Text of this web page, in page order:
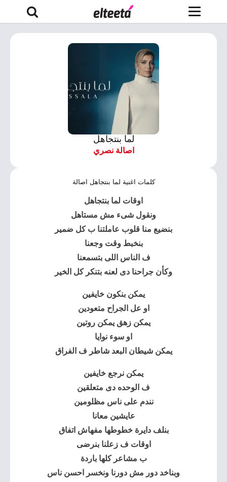
لما بنتجاهل
اصالة نصري
كلمات اغنية لما بنتجاهل اصالة
اوقات لما بنتجاهل
ونقول شىء مش مستاهل
بنضيع منا قلوب عاملتنا ب كل ضمير
بنخبط وقت وجعنا
ف الناس اللى بتسمعنا
وكأن جراحنا دى لعنه بتنكر كل الخير
يمكن بنكون خايفين
او عل الجراح متعودين
يمكن زهق يمكن روتين
او سوء نوايا
يمكن شيطان البعد شاطر ف الفراق
يمكن نرجع خايفين
ف الوحده دى متعلقين
نندم على ناس مظلومين
عايشين معانا
بنلف دايرة خطوطها مفهاش اتفاق
اوقات ف زعلنا بنرضى
ب مشاعر كلها باردة
وبناخد دور مش دورنا ونخسر احسن ناس